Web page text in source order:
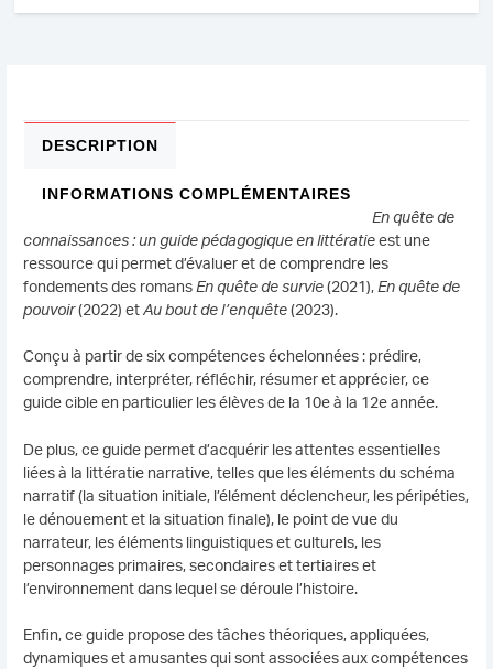
DESCRIPTION
INFORMATIONS COMPLÉMENTAIRES
En quête de
connaissances : un guide pédagogique en littératieest une
ressource qui permet d’évaluer et de comprendre les
fondements des romans En quête de survie(2021), En quête de
pouvoir(2022) et Au bout de l’enquête(2023).
Conçu à partir de six compétences échelonnées : prédire,
comprendre, interpréter, réfléchir, résumer et apprécier, ce
guide cible en particulier les élèves de la 10e à la 12e année.
De plus, ce guide permet d’acquérir les attentes essentielles
liées à la littératie narrative, telles que les éléments du schéma
narratif (la situation initiale, l’élément déclencheur, les péripéties,
le dénouement et la situation finale), le point de vue du
narrateur, les éléments linguistiques et culturels, les
personnages primaires, secondaires et tertiaires et
l’environnement dans lequel se déroule l’histoire.
Enfin, ce guide propose des tâches théoriques, appliquées,
dynamiques et amusantes qui sont associées aux compétences